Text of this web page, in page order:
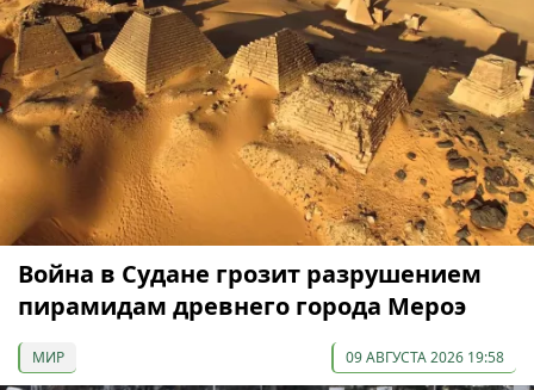
Война в Судане грозит разрушением
пирамидам древнего города Мероэ
МИР 09 АВГУСТА 2026 19:58